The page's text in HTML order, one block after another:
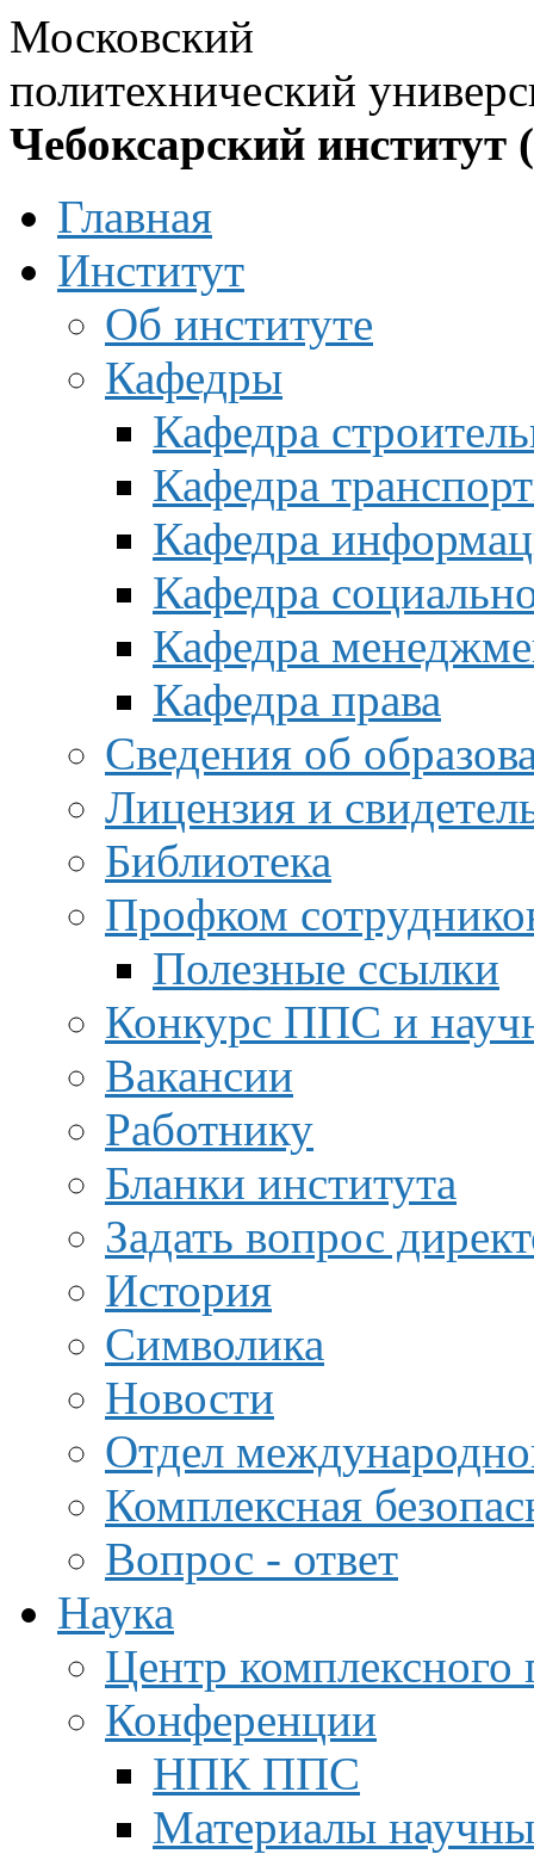
Московский
политехнический
Чебоксарский институт
Главная
Институт
Об институте
Кафедры
Кафедра
Кафедра
Кафедра
Кафедра
Кафедра
Кафедра права
Сведения об
Лицензия и
Библиотека
Профком
Полезные ссылки
Конкурс ППС и
Вакансии
Работнику
Бланки института
Задать вопрос
История
Символика
Новости
Отдел
Комплексная
Вопрос - ответ
Наука
Центр
Конференции
НПК ППС
Материалы